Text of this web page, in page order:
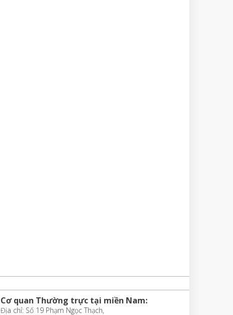
Cơ quan Thường trực tại miền Nam:
Địa chỉ: Số 19 Phạm Ngọc Thạch,